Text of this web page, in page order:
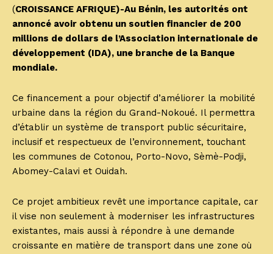
(CROISSANCE AFRIQUE)-Au Bénin, les autorités ont
annoncé avoir obtenu un soutien financier de 200
millions de dollars de l’Association internationale de
développement (IDA), une branche de la Banque
mondiale.
Ce financement a pour objectif d’améliorer la mobilité
urbaine dans la région du Grand-Nokoué. Il permettra
d’établir un système de transport public sécuritaire,
inclusif et respectueux de l’environnement, touchant
les communes de Cotonou, Porto-Novo, Sèmè-Podji,
Abomey-Calavi et Ouidah.
Ce projet ambitieux revêt une importance capitale, car
il vise non seulement à moderniser les infrastructures
existantes, mais aussi à répondre à une demande
croissante en matière de transport dans une zone où